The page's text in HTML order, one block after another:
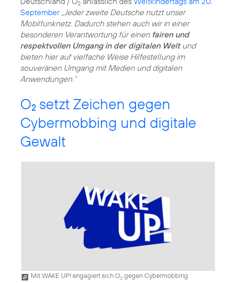
2
September
„Jeder zweite Deutsche nutzt unser
Mobilfunknetz. Dadurch stehen auch wir in einer
besonderen Verantwortung für einen fairen und
respektvollen Umgang in der digitalen Weltund
bieten hier auf vielfache Weise Hilfestellung im
souveränen Umgang mit Medien und digitalen
Anwendungen.“
O2 setzt Zeichen gegen
Cybermobbing und digitale
Gewalt
Mit WAKE UP! engagiert sich O2 gegen Cybermobbing